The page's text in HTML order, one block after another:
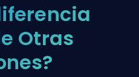
Otras